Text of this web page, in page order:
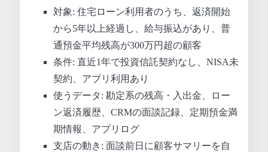
対象: 住宅ローン利用者のうち、返済開始
から5年以上経過し、給与振込があり、普
通預金平均残高が300万円超の顧客
条件: 直近1年で投資信託契約なし、NISA未
契約、アプリ利用あり
使うデータ: 勘定系の残高・入出金、ロー
ン返済履歴、CRMの面談記録、定期預金満
期情報、アプリログ
支店の動き: 面談前日に顧客サマリーを自